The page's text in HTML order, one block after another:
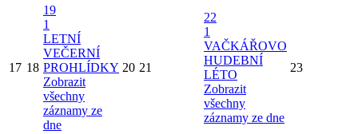
17 18
19
1
LETNÍ
VEČERNÍ
PROHLÍDKY
Zobrazit
všechny
záznamy ze
dne
20 21
22
1
VAČKÁŘOVO
HUDEBNÍ
LÉTO
Zobrazit
všechny
záznamy ze dne
23